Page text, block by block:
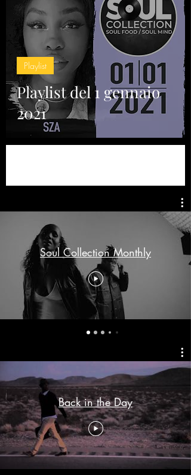
Playlist del 1 gennaio
2021
Playlist
Soul Collection Monthly
Back in the Day